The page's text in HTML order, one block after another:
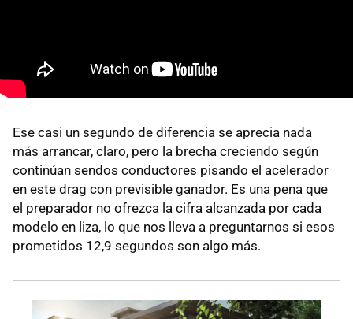
Ese casi un segundo de diferencia se aprecia nada
más arrancar, claro, pero la brecha creciendo según
continúan sendos conductores pisando el acelerador
en este drag con previsible ganador. Es una pena que
el preparador no ofrezca la cifra alcanzada por cada
modelo en liza, lo que nos lleva a preguntarnos si esos
prometidos 12,9 segundos son algo más.